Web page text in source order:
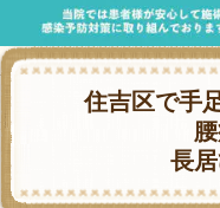
住吉区で手
長